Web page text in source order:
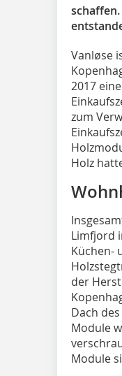
Vanløse
2017
zum
Holz
Limfjord
Küchen-
der
Dach
Module
Module